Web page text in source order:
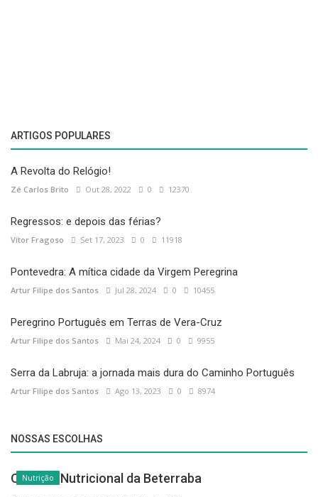
ARTIGOS POPULARES
A Revolta do Relógio!
Zé Carlos Brito Out 28, 2022 0 12370
Regressos: e depois das férias?
Vítor Fragoso Set 17, 2023 0 11918
Pontevedra: A mítica cidade da Virgem Peregrina
Artur Filipe dos Santos Jul 28, 2024 0 10455
Peregrino Português em Terras de Vera-Cruz
Artur Filipe dos Santos Mai 24, 2024 0 9955
Serra da Labruja: a jornada mais dura do Caminho Português
Artur Filipe dos Santos Ago 13, 2023 0 8974
NOSSAS ESCOLHAS
Nutrição
O Poder Nutricional da Beterraba